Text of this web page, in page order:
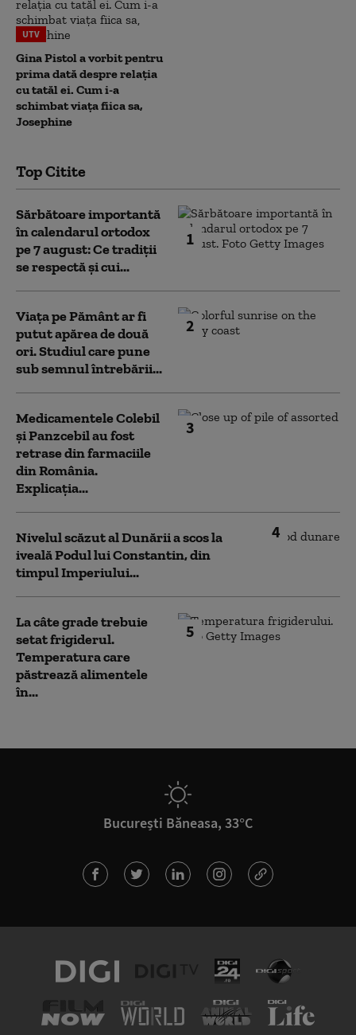
UTV
Gina Pistol a vorbit pentru
prima dată despre relația
cu tatăl ei. Cum i-a
schimbat viața fiica sa,
Josephine
Top Citite
1
Sărbătoare importantă
în calendarul ortodox
pe 7 august: Ce tradiții
se respectă și cui...
2
Viața pe Pământ ar fi
putut apărea de două
ori. Studiul care pune
sub semnul întrebării...
3
Medicamentele Colebil
și Panzcebil au fost
retrase din farmaciile
din România.
Explicația...
4
Nivelul scăzut al Dunării a scos la
iveală Podul lui Constantin, din
timpul Imperiului...
5
La câte grade trebuie
setat frigiderul.
Temperatura care
păstrează alimentele
în...
București Băneasa, 33°C